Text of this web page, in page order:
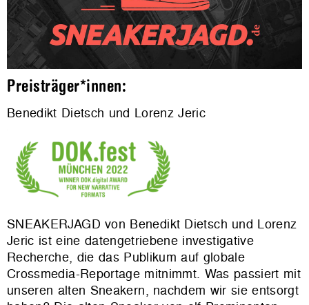
Preisträger*innen:
Benedikt Dietsch und Lorenz Jeric
SNEAKERJAGD von Benedikt Dietsch und Lorenz
Jeric ist eine datengetriebene investigative
Recherche, die das Publikum auf globale
Crossmedia-Reportage mitnimmt. Was passiert mit
unseren alten Sneakern, nachdem wir sie entsorgt